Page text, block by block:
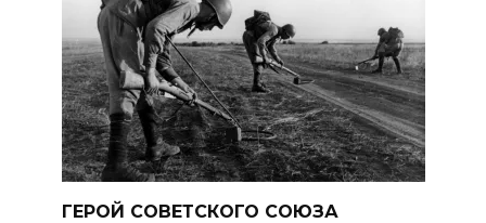
ГЕРОЙ СОВЕТСКОГО СОЮЗА